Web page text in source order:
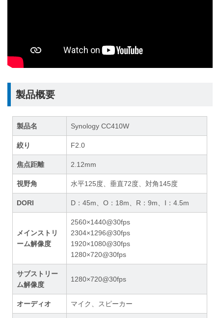
製品概要
製品名 Synology CC410W
絞り F2.0
焦点距離 2.12mm
視野角 水平125度、垂直72度、対角145度
DORI D：45m、O：18m、R：9m、I：4.5m
メインストリ
ーム解像度
2560×1440@30fps
2304×1296@30fps
1920×1080@30fps
1280×720@30fps
サブストリー
ム解像度
1280×720@30fps
オーディオ マイク、スピーカー